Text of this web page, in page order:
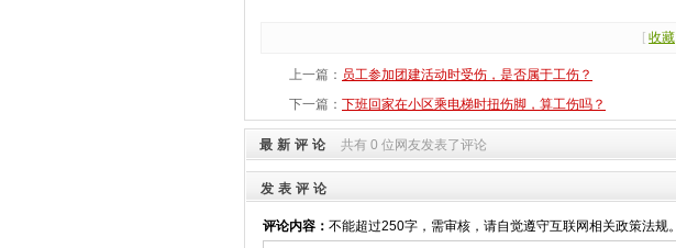
[ 收藏
上一篇： 员工参加团建活动时受伤，是否属于工伤？
下一篇： 下班回家在小区乘电梯时扭伤脚，算工伤吗？
最新评论 共有 0 位网友发表了评论
发表评论
评论内容： 不能超过250字，需审核，请自觉遵守互联网相关政策法规。